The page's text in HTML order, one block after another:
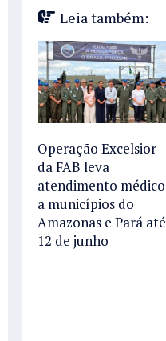
Leia também:
Operação Excelsior
da FAB leva
atendimento médico
a municípios do
Amazonas e Pará até
12 de junho